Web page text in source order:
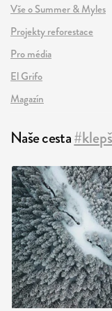
Vše o Summer & Myles
Projekty reforestace
Pro média
El Grifo
Magazín
Naše cesta